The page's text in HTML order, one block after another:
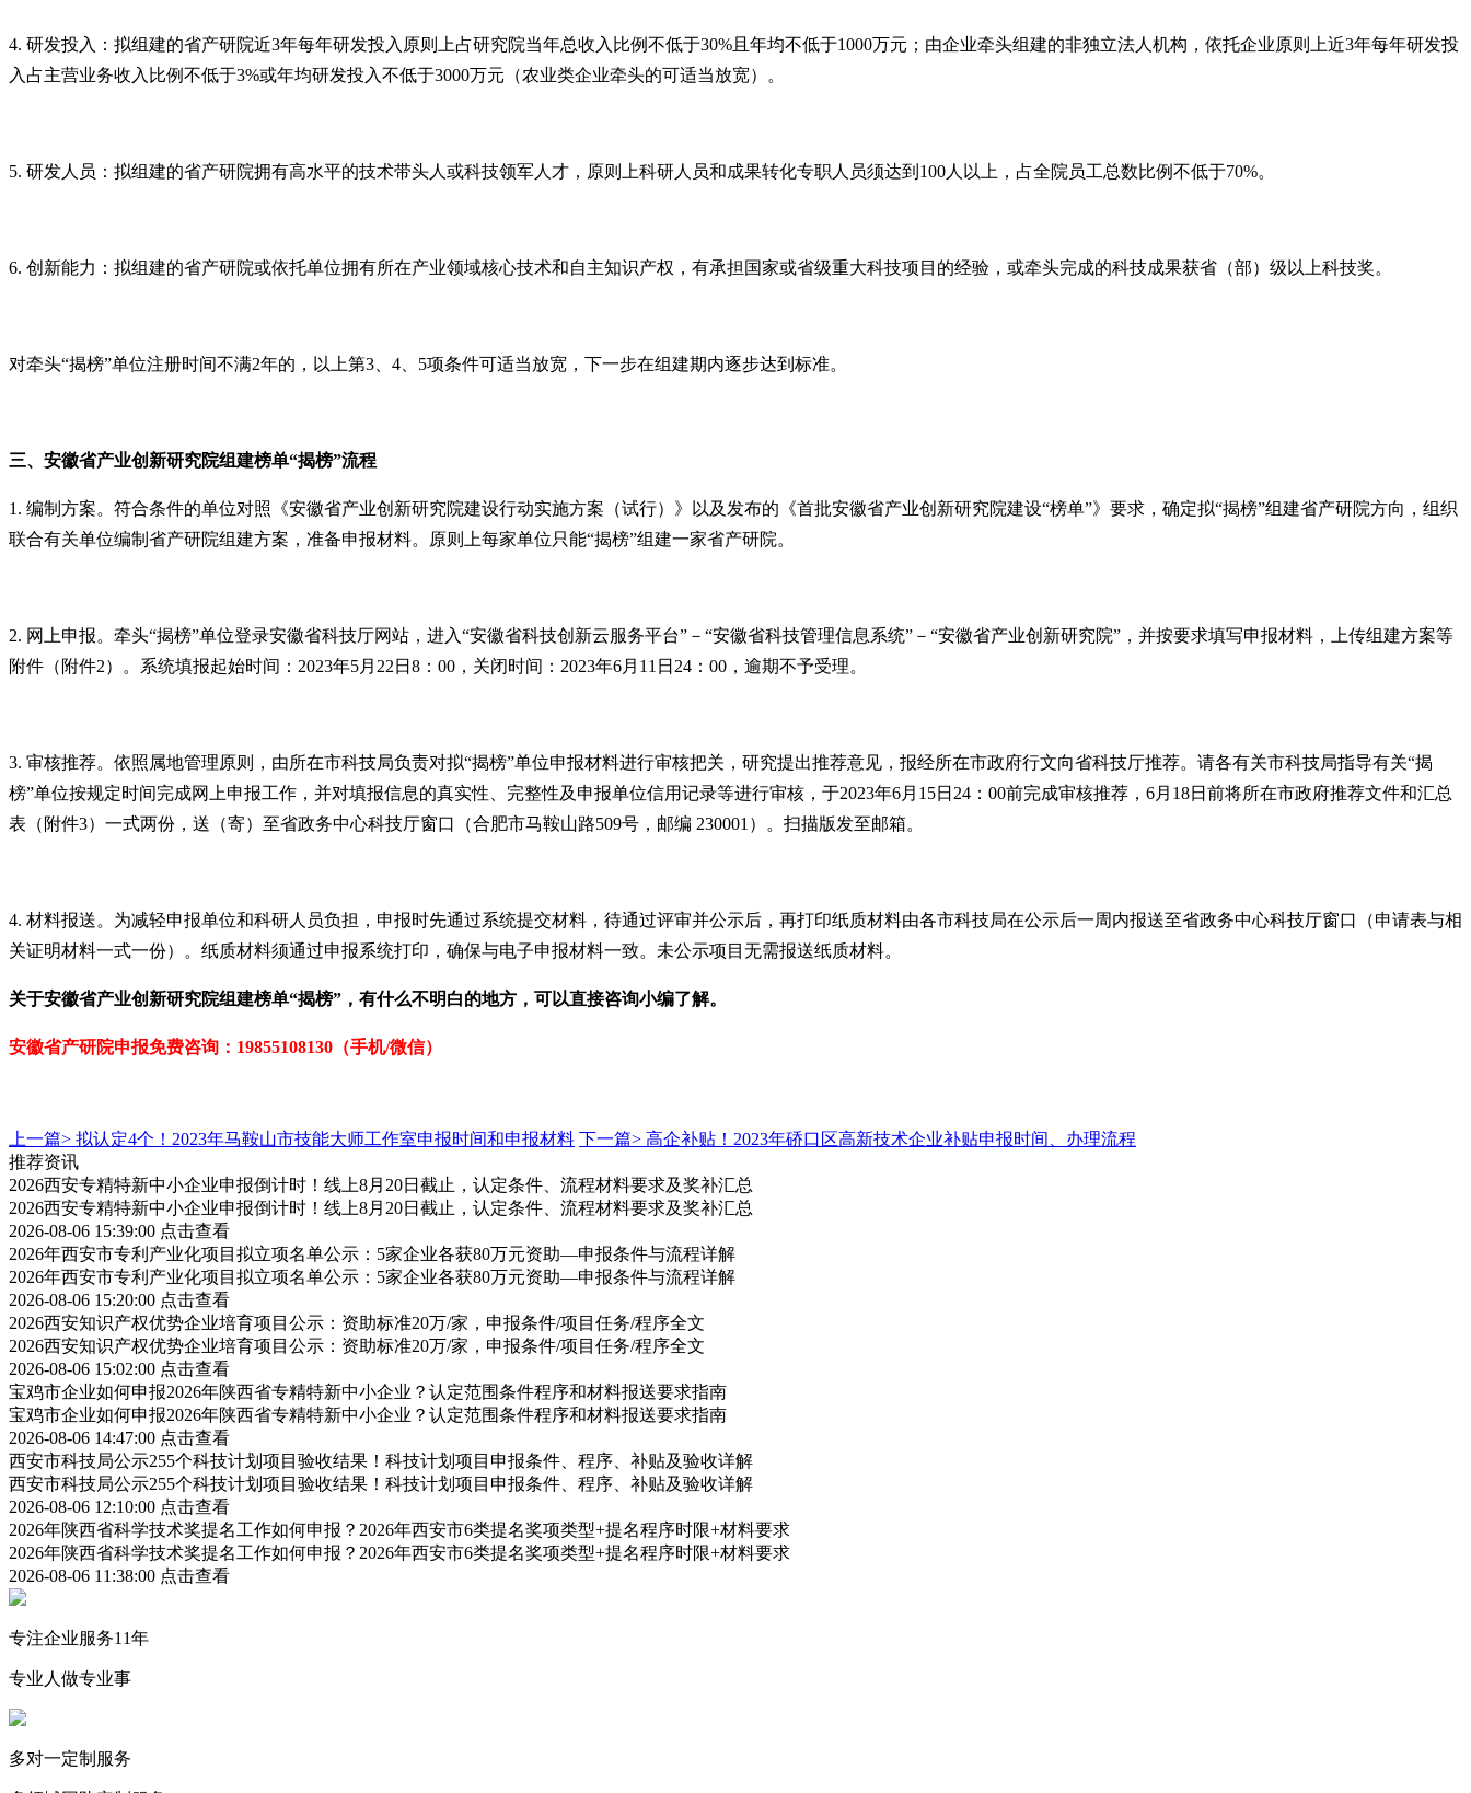
4. 研发投入：拟组建的省产研院近3年每年研发投入原则上占研究院当年总收入比例不低于30%且年均不低于1000万元；由企业牵头组建的非独立法人机构，依托企业原则上近3年每年研发投
入占主营业务收入比例不低于3%或年均研发投入不低于3000万元（农业类企业牵头的可适当放宽）。
5. 研发人员：拟组建的省产研院拥有高水平的技术带头人或科技领军人才，原则上科研人员和成果转化专职人员须达到100人以上，占全院员工总数比例不低于70%。
6. 创新能力：拟组建的省产研院或依托单位拥有所在产业领域核心技术和自主知识产权，有承担国家或省级重大科技项目的经验，或牵头完成的科技成果获省（部）级以上科技奖。
对牵头“揭榜”单位注册时间不满2年的，以上第3、4、5项条件可适当放宽，下一步在组建期内逐步达到标准。
三、安徽省产业创新研究院组建榜单“揭榜”流程
1. 编制方案。符合条件的单位对照《安徽省产业创新研究院建设行动实施方案（试行）》以及发布的《首批安徽省产业创新研究院建设“榜单”》要求，确定拟“揭榜”组建省产研院方向，组织
联合有关单位编制省产研院组建方案，准备申报材料。原则上每家单位只能“揭榜”组建一家省产研院。
2. 网上申报。牵头“揭榜”单位登录安徽省科技厅网站，进入“安徽省科技创新云服务平台”－“安徽省科技管理信息系统”－“安徽省产业创新研究院”，并按要求填写申报材料，上传组建方案等
附件（附件2）。系统填报起始时间：2023年5月22日8：00，关闭时间：2023年6月11日24：00，逾期不予受理。
3. 审核推荐。依照属地管理原则，由所在市科技局负责对拟“揭榜”单位申报材料进行审核把关，研究提出推荐意见，报经所在市政府行文向省科技厅推荐。请各有关市科技局指导有关“揭
榜”单位按规定时间完成网上申报工作，并对填报信息的真实性、完整性及申报单位信用记录等进行审核，于2023年6月15日24：00前完成审核推荐，6月18日前将所在市政府推荐文件和汇总
表（附件3）一式两份，送（寄）至省政务中心科技厅窗口（合肥市马鞍山路509号，邮编 230001）。扫描版发至邮箱。
4. 材料报送。为减轻申报单位和科研人员负担，申报时先通过系统提交材料，待通过评审并公示后，再打印纸质材料由各市科技局在公示后一周内报送至省政务中心科技厅窗口（申请表与相
关证明材料一式一份）。纸质材料须通过申报系统打印，确保与电子申报材料一致。未公示项目无需报送纸质材料。
关于安徽省产业创新研究院组建榜单“揭榜” ，有什么不明白的地方，可以直接咨询小编了解。
安徽省产研院申报免费咨询：19855108130（手机/微信）
上一篇> 拟认定4个！2023年马鞍山市技能大师工作室申报时间和申报材料 下一篇> 高企补贴！2023年硚口区高新技术企业补贴申报时间、办理流程
推荐资讯
2026西安专精特新中小企业申报倒计时！线上8月20日截止，认定条件、流程材料要求及奖补汇总
2026西安专精特新中小企业申报倒计时！线上8月20日截止，认定条件、流程材料要求及奖补汇总
2026-08-06 15:39:00 点击查看
2026年西安市专利产业化项目拟立项名单公示：5家企业各获80万元资助—申报条件与流程详解
2026年西安市专利产业化项目拟立项名单公示：5家企业各获80万元资助—申报条件与流程详解
2026-08-06 15:20:00 点击查看
2026西安知识产权优势企业培育项目公示：资助标准20万/家，申报条件/项目任务/程序全文
2026西安知识产权优势企业培育项目公示：资助标准20万/家，申报条件/项目任务/程序全文
2026-08-06 15:02:00 点击查看
宝鸡市企业如何申报2026年陕西省专精特新中小企业？认定范围条件程序和材料报送要求指南
宝鸡市企业如何申报2026年陕西省专精特新中小企业？认定范围条件程序和材料报送要求指南
2026-08-06 14:47:00 点击查看
西安市科技局公示255个科技计划项目验收结果！科技计划项目申报条件、程序、补贴及验收详解
西安市科技局公示255个科技计划项目验收结果！科技计划项目申报条件、程序、补贴及验收详解
2026-08-06 12:10:00 点击查看
2026年陕西省科学技术奖提名工作如何申报？2026年西安市6类提名奖项类型+提名程序时限+材料要求
2026年陕西省科学技术奖提名工作如何申报？2026年西安市6类提名奖项类型+提名程序时限+材料要求
2026-08-06 11:38:00 点击查看
专注企业服务11年
专业人做专业事
多对一定制服务